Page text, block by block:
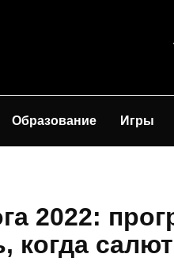
Образование Игры
2022:
когда салют